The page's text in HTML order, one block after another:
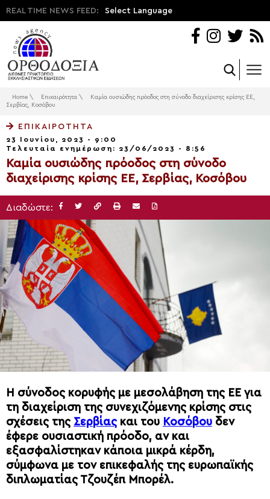
REAL TIME NEWS FEED: Select Language
Home \ Επικαιρότητα \
Καμία ουσιώδης πρόοδος στη σύνοδο διαχείρισης κρίσης ΕΕ,
Σερβίας, Κοσόβου
ΕΠΙΚΑΙΡΌΤΗΤΑ
23 Ιουνίου, 2023 - 9:00
Τελευταία ενημέρωση: 23/06/2023 - 8:56
Καμία ουσιώδης πρόοδος στη σύνοδο
διαχείρισης κρίσης ΕΕ, Σερβίας, Κοσόβου
Διαδώστε:
Η σύνοδος κορυφής με μεσολάβηση της ΕΕ για
τη διαχείριση της συνεχιζόμενης κρίσης στις
σχέσεις της Σερβίας και του Κοσόβου δεν
έφερε ουσιαστική πρόοδο, αν και
εξασφαλίστηκαν κάποια μικρά κέρδη,
σύμφωνα με τον επικεφαλής της ευρωπαϊκής
διπλωματίας Τζουζέπ Μπορέλ.